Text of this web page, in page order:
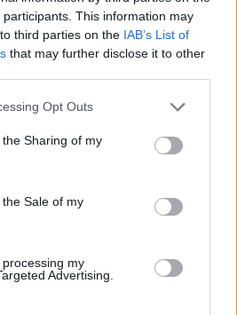
participants. This information may
third parties on the IAB’s List of
that may further disclose it to other
app uses one or more Google
usage behaviour. You may click to
Google and its third-party tags to
purposes in below Google
Opt Outs
Sharing of my
Sale of my
my
Advertising.
továbbképzésekkel erősít a